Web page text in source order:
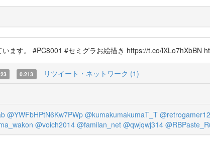
ます。 #PC8001 #セミグラお絵描き https://t.co/lXLo7hXbBN
23 0.213 リツイート・ネットワーク (1)
@YWFbHPtN6Kw7PWp @kumakumakumaT_T
@voich2014 @familan_net @qwjqwj314